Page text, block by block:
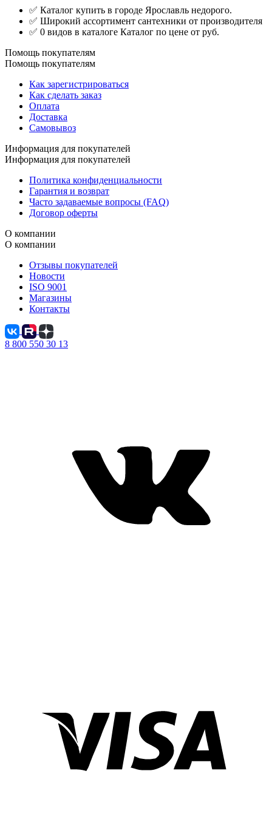
✅ Каталог купить в городе Ярославль недорого.
✅ Широкий ассортимент сантехники от производителя
✅ 0 видов в каталоге Каталог по цене от руб.
Помощь покупателям
Помощь покупателям
Как зарегистрироваться
Как сделать заказ
Оплата
Доставка
Самовывоз
Информация для покупателей
Информация для покупателей
Политика конфиденциальности
Гарантия и возврат
Часто задаваемые вопросы (FAQ)
Договор оферты
О компании
О компании
Отзывы покупателей
Новости
ISO 9001
Магазины
Контакты
8 800 550 30 13